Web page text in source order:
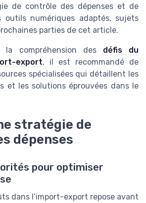
de contrôle des dépenses et de
outils numériques adaptés, sujets
parties de cet article.
la compréhension des défis du
export, il est recommandé de
spécialisées qui détaillent les
et les solutions éprouvées dans le
stratégie de
dépenses
pour optimiser
dans l’import-export repose avant